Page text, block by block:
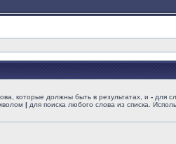
которые должны быть в результатах, и - для
| для поиска любого слова из списка.